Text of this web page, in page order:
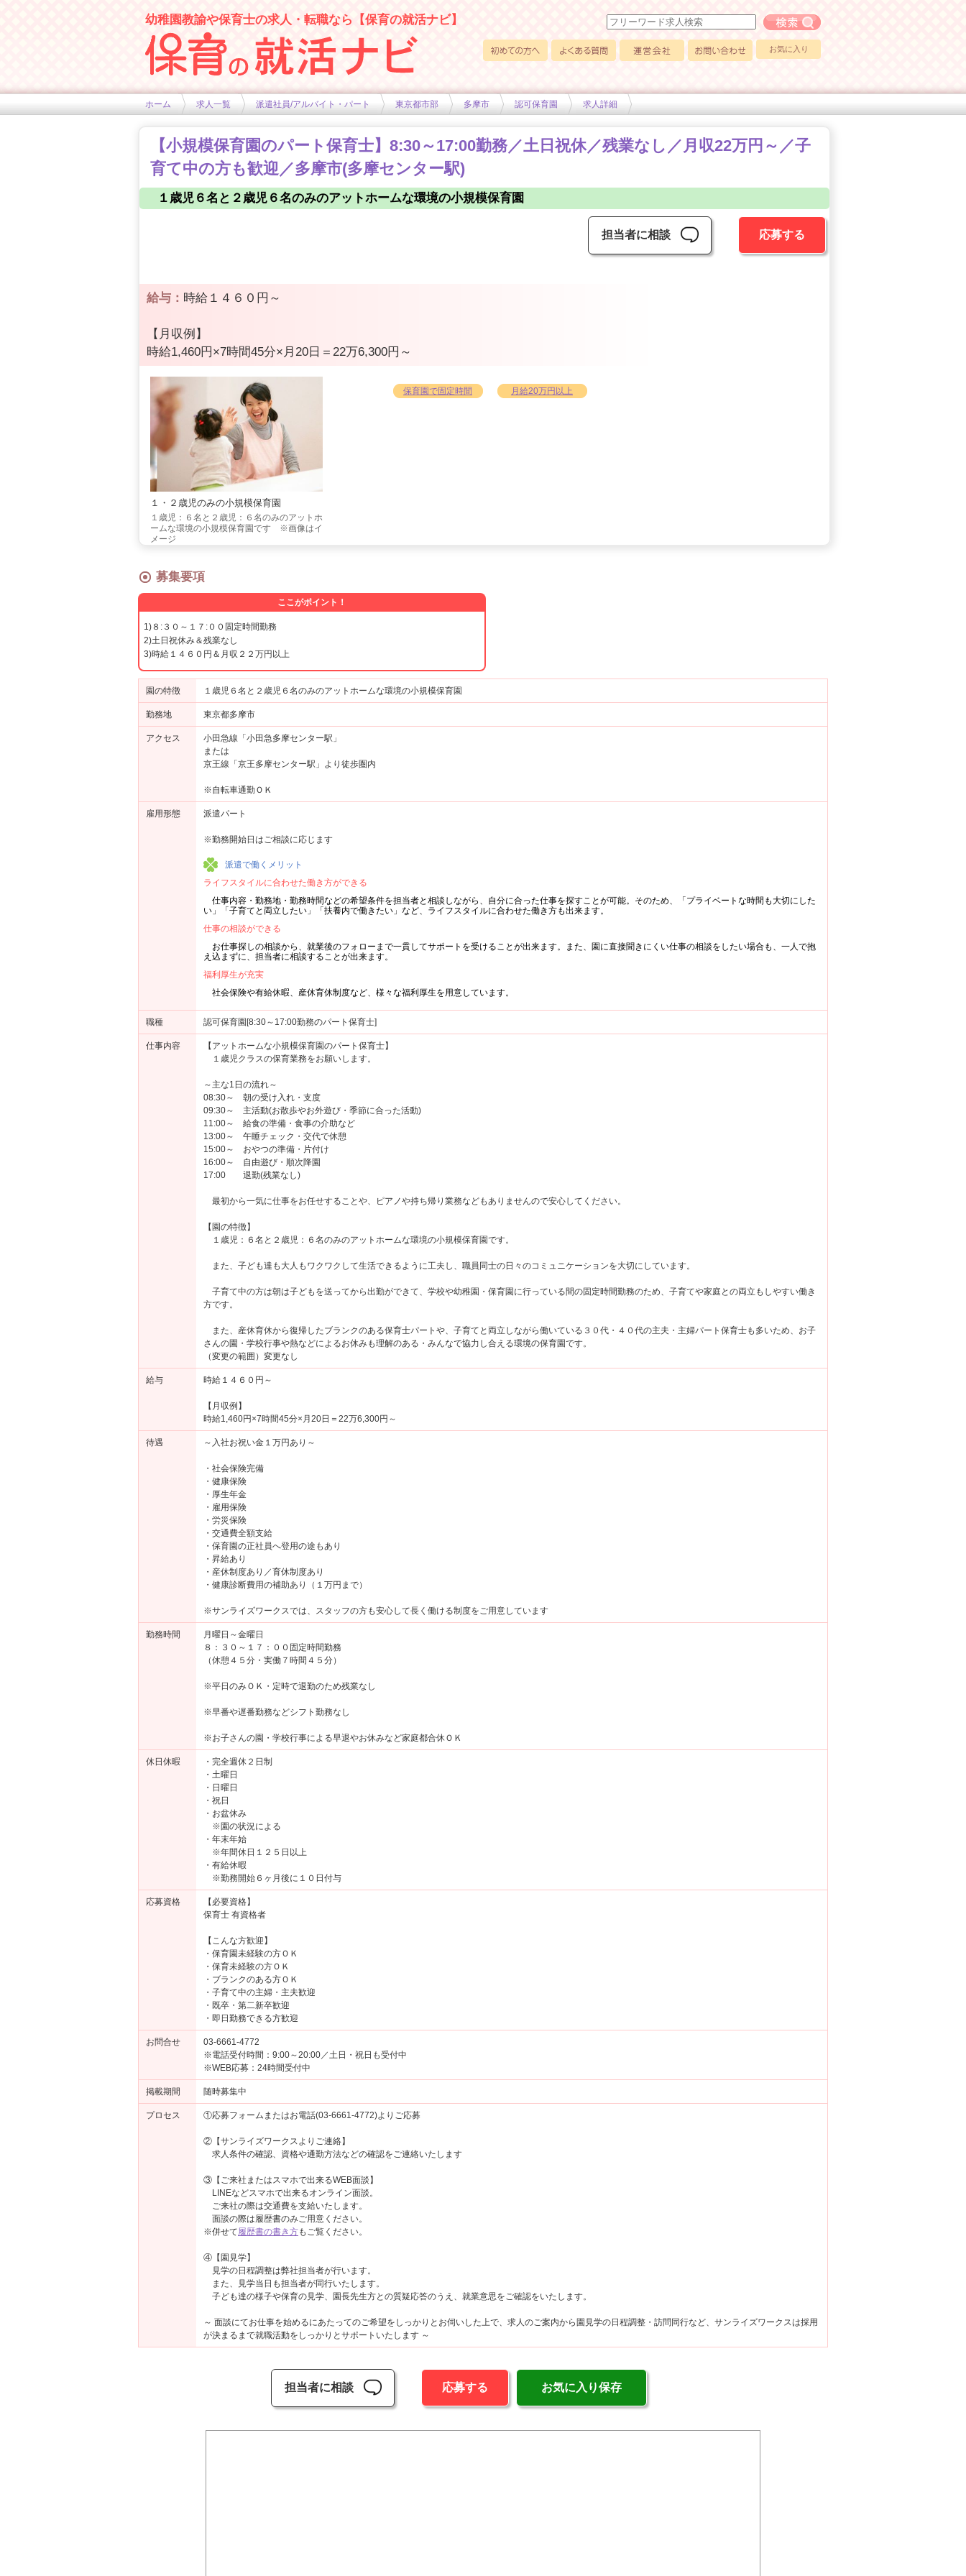
幼稚園教諭や保育士の求人・転職なら【保育の就活ナビ】
お気に入り
ホーム 求人一覧 派遣社員/アルバイト・パート 東京都市部 多摩市 認可保育園 求人詳細
【小規模保育園のパート保育士】8:30～17:00勤務／土日祝休／残業なし／月収22万円～／子
育て中の方も歓迎／多摩市(多摩センター駅)
１歳児６名と２歳児６名のみのアットホームな環境の小規模保育園
担当者に相談 応募する
給与： 時給１４６０円～
【月収例】
時給1,460円×7時間45分×月20日＝22万6,300円～
１・２歳児のみの小規模保育園
１歳児：６名と２歳児：６名のみのアットホ
ームな環境の小規模保育園です ※画像はイ
メージ
保育園で固定時間 月給20万円以上
募集要項
ここがポイント！
1)８:３０～１７:００固定時間勤務
2)土日祝休み＆残業なし
3)時給１４６０円＆月収２２万円以上
園の特徴 １歳児６名と２歳児６名のみのアットホームな環境の小規模保育園
勤務地 東京都多摩市
アクセス
小田急線「小田急多摩センター駅」
または
京王線「京王多摩センター駅」より徒歩圏内
※自転車通勤ＯＫ
雇用形態 派遣パート
※勤務開始日はご相談に応じます
派遣で働くメリット
ライフスタイルに合わせた働き方ができる
仕事内容・勤務地・勤務時間などの希望条件を担当者と相談しながら、自分に合った仕事を探すことが可能。そのため、「プライベートな時間も大切にした
い」「子育てと両立したい」「扶養内で働きたい」など、ライフスタイルに合わせた働き方も出来ます。
仕事の相談ができる
お仕事探しの相談から、就業後のフォローまで一貫してサポートを受けることが出来ます。また、園に直接聞きにくい仕事の相談をしたい場合も、一人で抱
え込まずに、担当者に相談することが出来ます。
福利厚生が充実
社会保険や有給休暇、産休育休制度など、様々な福利厚生を用意しています。
職種 認可保育園[8:30～17:00勤務のパート保育士]
仕事内容
【アットホームな小規模保育園のパート保育士】
１歳児クラスの保育業務をお願いします。
～主な1日の流れ～
08:30～ 朝の受け入れ・支度
09:30～ 主活動(お散歩やお外遊び・季節に合った活動)
11:00～ 給食の準備・食事の介助など
13:00～ 午睡チェック・交代で休憩
15:00～ おやつの準備・片付け
16:00～ 自由遊び・順次降園
17:00 退勤(残業なし)
最初から一気に仕事をお任せすることや、ピアノや持ち帰り業務などもありませんので安心してください。
【園の特徴】
１歳児：６名と２歳児：６名のみのアットホームな環境の小規模保育園です。
また、子ども達も大人もワクワクして生活できるように工夫し、職員同士の日々のコミュニケーションを大切にしています。
子育て中の方は朝は子どもを送ってから出勤ができて、学校や幼稚園・保育園に行っている間の固定時間勤務のため、子育てや家庭との両立もしやすい働き
方です。
また、産休育休から復帰したブランクのある保育士パートや、子育てと両立しながら働いている３０代・４０代の主夫・主婦パート保育士も多いため、お子
さんの園・学校行事や熱などによるお休みも理解のある・みんなで協力し合える環境の保育園です。
（変更の範囲）変更なし
給与 時給１４６０円～
【月収例】
時給1,460円×7時間45分×月20日＝22万6,300円～
待遇 ～入社お祝い金１万円あり～
・社会保険完備
・健康保険
・厚生年金
・雇用保険
・労災保険
・交通費全額支給
・保育園の正社員へ登用の途もあり
・昇給あり
・産休制度あり／育休制度あり
・健康診断費用の補助あり（１万円まで）
※サンライズワークスでは、スタッフの方も安心して長く働ける制度をご用意しています
勤務時間
月曜日～金曜日
８：３０～１７：００固定時間勤務
（休憩４５分・実働７時間４５分）
※平日のみＯＫ・定時で退勤のため残業なし
※早番や遅番勤務などシフト勤務なし
※お子さんの園・学校行事による早退やお休みなど家庭都合休ＯＫ
休日休暇
・完全週休２日制
・土曜日
・日曜日
・祝日
・お盆休み
※園の状況による
・年末年始
※年間休日１２５日以上
・有給休暇
※勤務開始６ヶ月後に１０日付与
応募資格
【必要資格】
保育士 有資格者
【こんな方歓迎】
・保育園未経験の方ＯＫ
・保育未経験の方ＯＫ
・ブランクのある方ＯＫ
・子育て中の主婦・主夫歓迎
・既卒・第二新卒歓迎
・即日勤務できる方歓迎
お問合せ
03-6661-4772
※電話受付時間：9:00～20:00／土日・祝日も受付中
※WEB応募：24時間受付中
掲載期間 随時募集中
プロセス ①応募フォームまたはお電話(03-6661-4772)よりご応募
②【サンライズワークスよりご連絡】
求人条件の確認、資格や通勤方法などの確認をご連絡いたします
③【ご来社またはスマホで出来るWEB面談】
LINEなどスマホで出来るオンライン面談。
ご来社の際は交通費を支給いたします。
面談の際は履歴書のみご用意ください。
※併せて履歴書の書き方もご覧ください。
④【園見学】
見学の日程調整は弊社担当者が行います。
また、見学当日も担当者が同行いたします。
子ども達の様子や保育の見学、園長先生方との質疑応答のうえ、就業意思をご確認をいたします。
～ 面談にてお仕事を始めるにあたってのご希望をしっかりとお伺いした上で、求人のご案内から園見学の日程調整・訪問同行など、サンライズワークスは採用
が決まるまで就職活動をしっかりとサポートいたします ～
担当者に相談 応募する お気に入り保存